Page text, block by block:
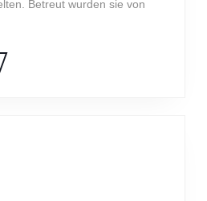
Betreut wurden sie von